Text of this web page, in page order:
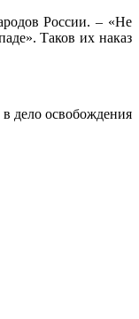
России. – «Не
Таков их наказ
дело освобождения